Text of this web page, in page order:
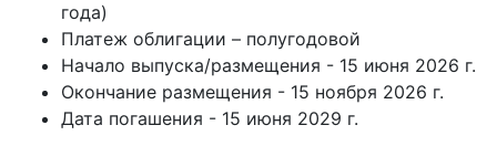
года)
Платеж облигации – полугодовой
Начало выпуска/размещения - 15 июня 2026 г.
Окончание размещения - 15 ноября 2026 г.
Дата погашения - 15 июня 2029 г.